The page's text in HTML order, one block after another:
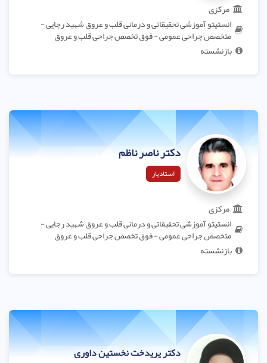
مرکزی
انستیتو آموزشی تحقیقاتی و درمانی قلب و عروق شهید رجایی -
متخصص جراحی عمومی - فوق تخصص جراحی قلب و عروق
بازنشسته
دکتر ناصر ناظم
استادیار
مرکزی
انستیتو آموزشی تحقیقاتی و درمانی قلب و عروق شهید رجایی -
متخصص جراحی عمومی - فوق تخصص جراحی قلب و عروق
بازنشسته
دکتر پریدخت نخستین داوری